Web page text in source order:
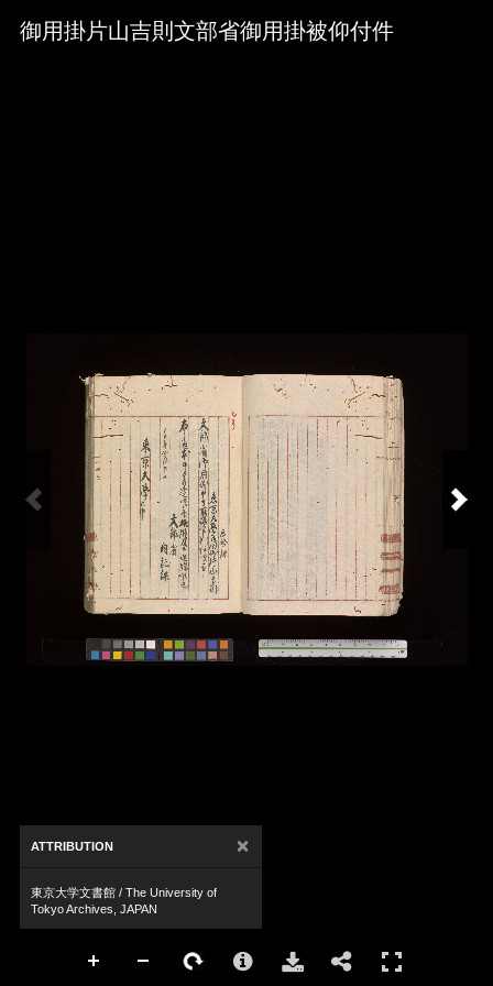
Media Viewer
御用掛片山吉則文部省御用掛被仰付件
ATTRIBUTION ×
東京大学文書館 / The University of
Tokyo Archives, JAPAN